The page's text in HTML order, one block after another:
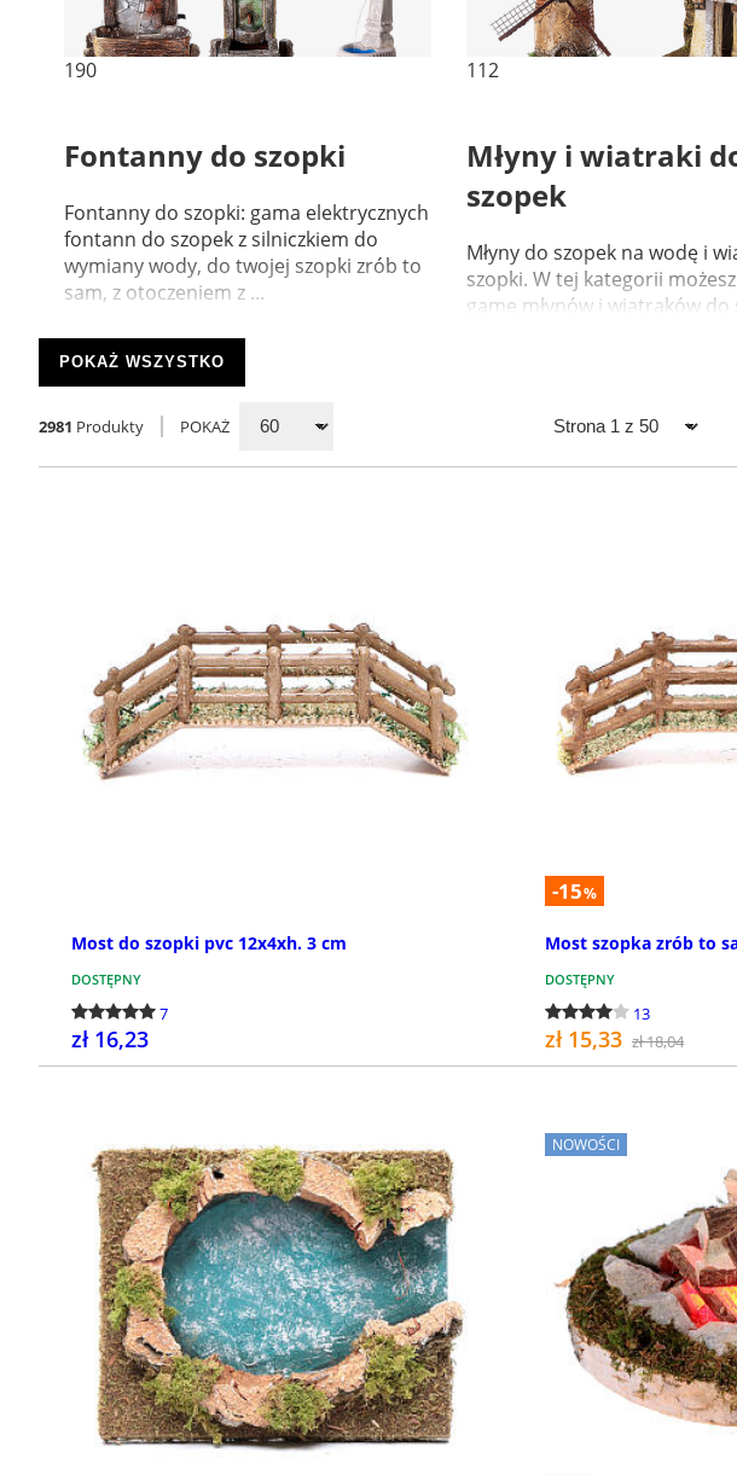
190
Fontanny do szopki
Fontanny do szopki: gama elektrycznych
fontann do szopek z silniczkiem do
wymiany wody, do twojej szopki zrób to
sam, z otoczeniem z ...
112
Młyny i wiatraki
szopek
Młyny do szopek na wodę i
szopki. W tej kategorii
gamę młynów i wiatraków do
Otoczenie, sklepy, domy,
studnie
Otoczenie, domy, studnie i sklepy do
szopki: w tej kategorii możesz znaleźć
różne typy domów i otoczeń, aby
Piece i ognie szopki
Piece i ognie do szopki: w tej
możesz znaleźć otoczenia i
piecami, ogniem i piecykami:
elektrycznymi lub zwyk...
POKAŻ WSZYSTKO
2981 Produkty POKAŻ
Most do szopki pvc 12x4xh. 3 cm
DOSTĘPNY
7
zł 16,23
-15%
Most szopka zrób to
DOSTĘPNY
13
zł 15,33 zł 18,04
NOWOŚCI